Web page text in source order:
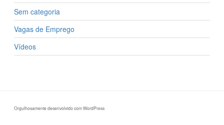
Sem categoria
Vagas de Emprego
Vídeos
Orgulhosamente desenvolvido com WordPress